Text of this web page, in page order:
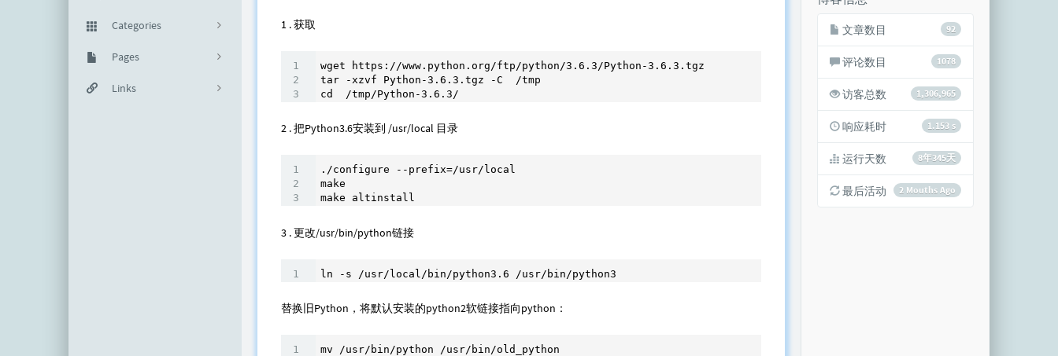
Categories
65
代码堡垒
4
生活随笔
Pages
PDF书单
Links
1 . 获取
wget https://www.python.org/ftp/python/3.6 .3 /Python -3.6 .3 .tgz
tar -xzvf Python -3.6 .3 .tgz -C  /tmp
cd  /tmp/Python -3.6 .3 /
2 . 把Python3.6安装到 /usr/local 目录
./configure --prefix=/usr/local
make
make altinstall
3 . 更改/usr/bin/python链接
ln -s /usr/local/bin/python3 .6 /usr/bin/python3
替换旧Python，将默认安装的python2软链接指向python：
mv /usr/bin/python /usr/bin/old_python
92
文章数目
1078
评论数目
1,306,965
访客总数
1.153 s
响应耗时
8年345天
运行天数
2 Mouths Ago
最后活动